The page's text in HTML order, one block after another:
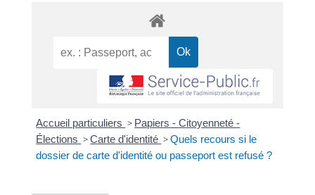
Accueil particuliers > Papiers - Citoyenneté -
Élections >Carte d'identité >Quels recours si le
dossier de carte d'identité ou passeport est refusé ?